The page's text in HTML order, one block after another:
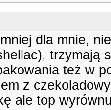
dla mnie,
trzymają
też w
z
ale top